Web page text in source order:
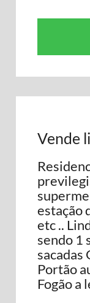
Vende
estação
etc ..
sendo 1
sacadas
Portão
Fogão a